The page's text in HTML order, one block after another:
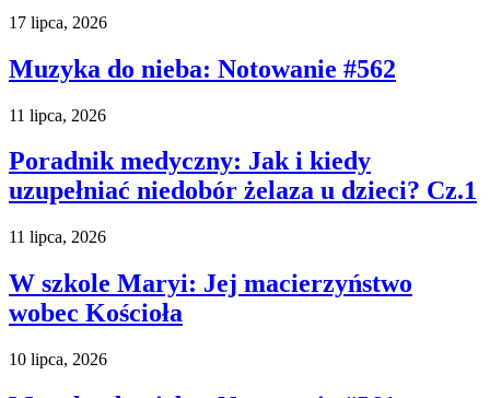
17 lipca, 2026
Muzyka do nieba: Notowanie #562
11 lipca, 2026
Poradnik medyczny: Jak i kiedy
uzupełniać niedobór żelaza u dzieci? Cz.1
11 lipca, 2026
W szkole Maryi: Jej macierzyństwo
wobec Kościoła
10 lipca, 2026